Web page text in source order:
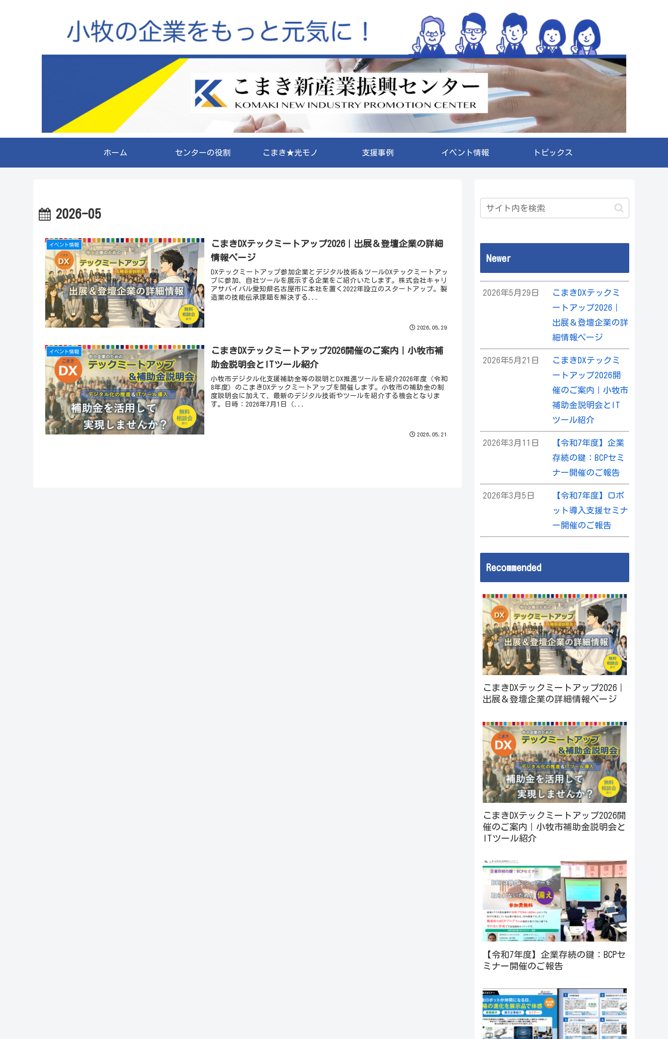
ホーム センターの役割 こまき★光モノ 支援事例 イベント情報 トピックス
2026-05
イベント情報
こまきDXテックミートアップ2026｜出展＆登壇企業の詳細
情報ページ
DXテックミートアップ参加企業とデジタル技術＆ツールDXテックミートアッ
プに参加、自社ツールを展示する企業をご紹介いたします。株式会社キャリ
アサバイバル愛知県名古屋市に本社を置く2022年設立のスタートアップ。製
造業の技能伝承課題を解決する...
2026.05.29
イベント情報
こまきDXテックミートアップ2026開催のご案内｜小牧市補
助金説明会とITツール紹介
小牧市デジタル化支援補助金等の説明とDX推進ツールを紹介2026年度（令和
8年度）のこまきDXテックミートアップを開催します。小牧市の補助金の制
度説明会に加えて、最新のデジタル技術やツールを紹介する機会となりま
す。日時：2026年7月1日（...
2026.05.21
Newer
2026年5月29日
こまきDXテックミ
ートアップ2026｜
出展＆登壇企業の詳
細情報ページ
2026年5月21日
こまきDXテックミ
ートアップ2026開
催のご案内｜小牧市
補助金説明会とIT
ツール紹介
2026年3月11日
【令和7年度】企業
存続の鍵：BCPセミ
ナー開催のご報告
2026年3月5日
【令和7年度】ロボ
ット導入支援セミナ
ー開催のご報告
Recommended
こまきDXテックミートアップ2026｜
出展＆登壇企業の詳細情報ページ
こまきDXテックミートアップ2026開
催のご案内｜小牧市補助金説明会と
ITツール紹介
【令和7年度】企業存続の鍵：BCPセ
ミナー開催のご報告